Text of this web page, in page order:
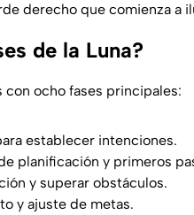
derecho que comienza a
de la Luna?
con ocho fases principales:
establecer intenciones.
planificación y primeros
y superar obstáculos.
y ajuste de metas.